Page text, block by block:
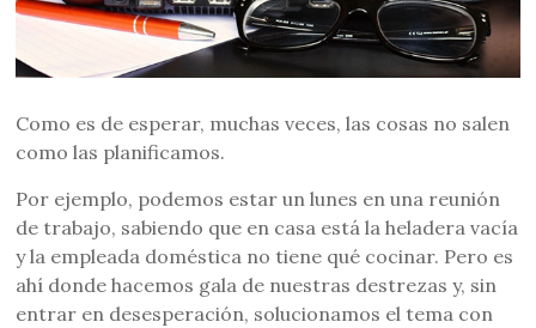
Como es de esperar, muchas veces, las cosas no salen
como las planificamos.
Por ejemplo, podemos estar un lunes en una reunión
de trabajo, sabiendo que en casa está la heladera vacía
y la empleada doméstica no tiene qué cocinar. Pero es
ahí donde hacemos gala de nuestras destrezas y, sin
entrar en desesperación, solucionamos el tema con